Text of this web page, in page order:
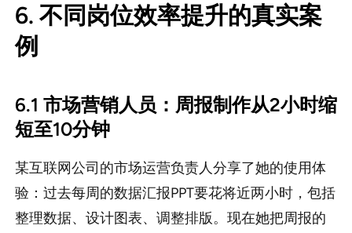
6. 不同岗位效率提升的真实案
例
6.1 市场营销人员：周报制作从2小时缩
短至10分钟
某互联网公司的市场运营负责人分享了她的使用体
验：过去每周的数据汇报PPT要花将近两小时，包括
整理数据、设计图表、调整排版。现在她把周报的